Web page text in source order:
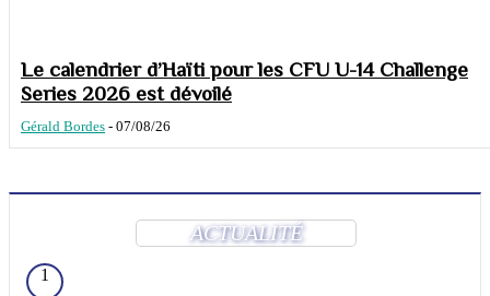
Le calendrier d’Haïti pour les CFU U-14 Challenge
Series 2026 est dévoilé
Gérald Bordes - 07/08/26
ACTUALITÉ
1